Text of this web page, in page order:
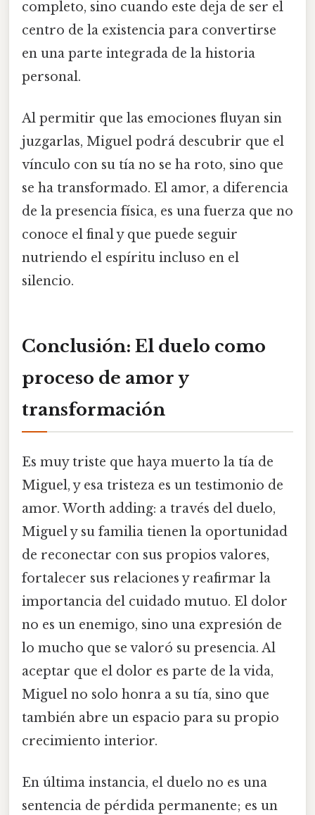
completo, sino cuando este deja de ser el
centro de la existencia para convertirse
en una parte integrada de la historia
personal.
Al permitir que las emociones fluyan sin
juzgarlas, Miguel podrá descubrir que el
vínculo con su tía no se ha roto, sino que
se ha transformado. El amor, a diferencia
de la presencia física, es una fuerza que no
conoce el final y que puede seguir
nutriendo el espíritu incluso en el
silencio.
Conclusión: El duelo como
proceso de amor y
transformación
Es muy triste que haya muerto la tía de
Miguel, y esa tristeza es un testimonio de
amor. Worth adding: a través del duelo,
Miguel y su familia tienen la oportunidad
de reconectar con sus propios valores,
fortalecer sus relaciones y reafirmar la
importancia del cuidado mutuo. El dolor
no es un enemigo, sino una expresión de
lo mucho que se valoró su presencia. Al
aceptar que el dolor es parte de la vida,
Miguel no solo honra a su tía, sino que
también abre un espacio para su propio
crecimiento interior.
En última instancia, el duelo no es una
sentencia de pérdida permanente; es un